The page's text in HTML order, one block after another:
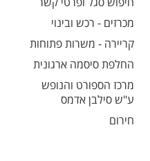
מכרזים - רכש ובינוי
קריירה - משרות פתוחות
החלפת סיסמה ארגונית
מרכז הספורט והנופש
ע"ש סילבן אדמס
חירום